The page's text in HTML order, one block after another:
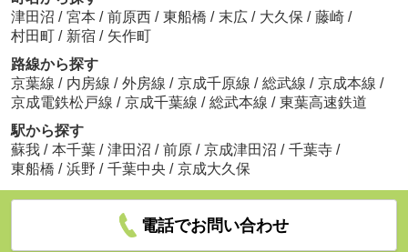
津田沼 / 宮本 / 前原西 / 東船橋 / 末広 / 大久保 / 藤崎 /
村田町 / 新宿 / 矢作町
路線から探す
京葉線 / 内房線 / 外房線 / 京成千原線 / 総武線 / 京成本線 /
京成電鉄松戸線 / 京成千葉線 / 総武本線 / 東葉高速鉄道
駅から探す
蘇我 / 本千葉 / 津田沼 / 前原 / 京成津田沼 / 千葉寺 /
東船橋 / 浜野 / 千葉中央 / 京成大久保
電話でお問い合わせ